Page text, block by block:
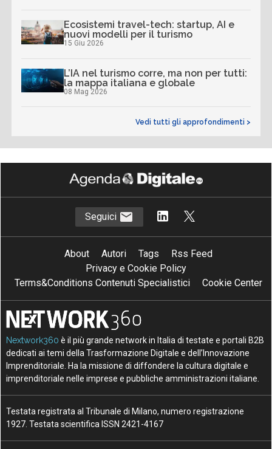
Ecosistemi travel-tech: startup, AI e
nuovi modelli per il turismo
15 Giu 2026
L’IA nel turismo corre, ma non per tutti:
la mappa italiana e globale
08 Mag 2026
Vedi tutti gli approfondimenti >
Seguici
About Autori Tags
Rss Feed
Privacy e Cookie Policy
Terms&Conditions Contenuti Specialistici
Cookie Center
Nextwork360 è il più grande network in Italia di testate e portali B2B
dedicati ai temi della Trasformazione Digitale e dell’Innovazione
Imprenditoriale. Ha la missione di diffondere la cultura digitale e
imprenditoriale nelle imprese e pubbliche amministrazioni italiane.
Testata registrata al Tribunale di Milano, numero registrazione
1927. Testata scientifica ISSN 2421-4167